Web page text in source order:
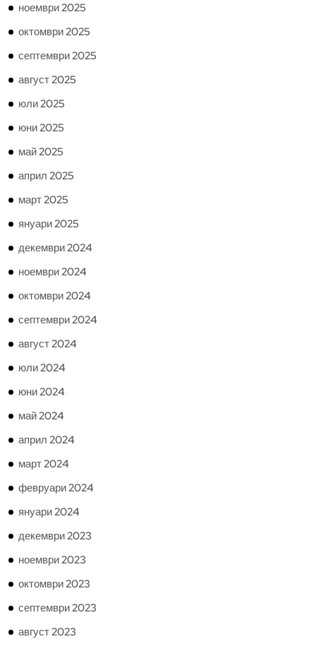
ноември 2025
октомври 2025
септември 2025
август 2025
юли 2025
юни 2025
май 2025
април 2025
март 2025
януари 2025
декември 2024
ноември 2024
октомври 2024
септември 2024
август 2024
юли 2024
юни 2024
май 2024
април 2024
март 2024
февруари 2024
януари 2024
декември 2023
ноември 2023
октомври 2023
септември 2023
август 2023